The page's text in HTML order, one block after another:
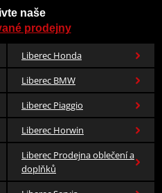
naše
prodejny
Liberec Honda
Liberec BMW
Liberec Piaggio
Liberec Horwin
Liberec Prodejna oblečení a
doplňků